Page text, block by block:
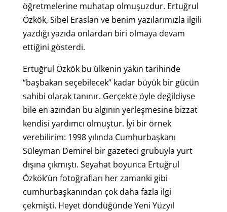
öğretmelerine muhatap olmuşuzdur. Ertuğrul
Özkök, Sibel Eraslan ve benim yazılarımızla ilgili
yazdığı yazıda onlardan biri olmaya devam
ettiğini gösterdi.
Ertuğrul Özkök bu ülkenin yakın tarihinde
“başbakan seçebilecek” kadar büyük bir gücün
sahibi olarak tanınır. Gerçekte öyle değildiyse
bile en azından bu algının yerleşmesine bizzat
kendisi yardımcı olmuştur. İyi bir örnek
verebilirim: 1998 yılında Cumhurbaşkanı
Süleyman Demirel bir gazeteci grubuyla yurt
dışına çıkmıştı. Seyahat boyunca Ertuğrul
Özkök’ün fotoğrafları her zamanki gibi
cumhurbaşkanından çok daha fazla ilgi
çekmişti. Heyet döndüğünde Yeni Yüzyıl